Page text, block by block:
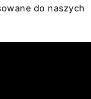
do naszych